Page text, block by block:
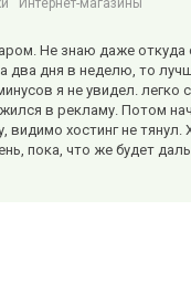
Интернет-магазины
Не знаю даже
два дня в неделю, то
я не увидел.
в рекламу. Потом
хостинг не
пока, что же будет